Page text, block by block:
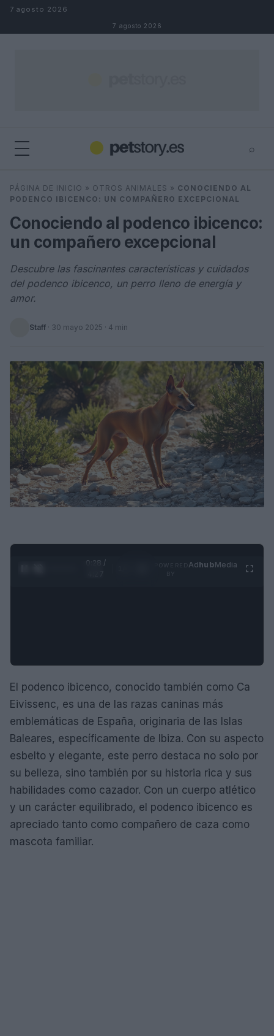
Saltar al contenido
7 agosto 2026
7 agosto 2026
⌕
Buscar ⌕ ×
PÁGINA DE INICIO » OTROS ANIMALES » CONOCIENDO AL
PODENCO IBICENCO: UN COMPAÑERO EXCEPCIONAL
Conociendo al podenco ibicenco:
un compañero excepcional
Descubre las fascinantes características y cuidados
del podenco ibicenco, un perro lleno de energía y
amor.
Staff · 30 mayo 2025 · 4 min
0:29 /
AdhubMedia
El podenco ibicenco, conocido también como Ca
Eivissenc, es una de las razas caninas más
emblemáticas de España, originaria de las Islas
Baleares, específicamente de Ibiza. Con su aspecto
esbelto y elegante, este perro destaca no solo por
su belleza, sino también por su historia rica y sus
habilidades como cazador. Con un cuerpo atlético
y un carácter equilibrado, el podenco ibicenco es
apreciado tanto como compañero de caza como
mascota familiar.